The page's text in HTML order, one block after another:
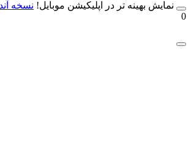
بهینه تر در اپلیکیشن موبایل!نسخه آندروید